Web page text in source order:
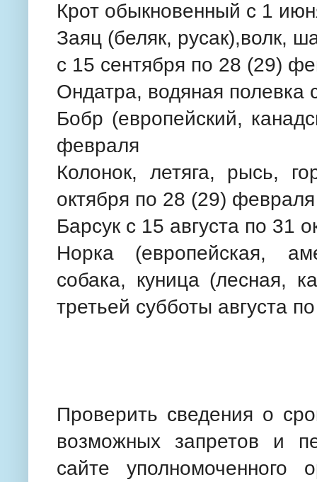
Крот обыкновенный с 1
Заяц (беляк, русак),волк,
с 15 сентября по 28 (29)
Ондатра, водяная полевка
Бобр (европейский,
февраля
Колонок, летяга, рысь,
октября по 28 (29) февраля
Барсук с 15 августа по 31
Норка (европейская,
собака, куница (лесная,
третьей субботы августа
Проверить сведения о
возможных запретов и
сайте уполномоченного